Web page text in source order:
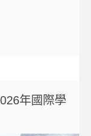
年國際學